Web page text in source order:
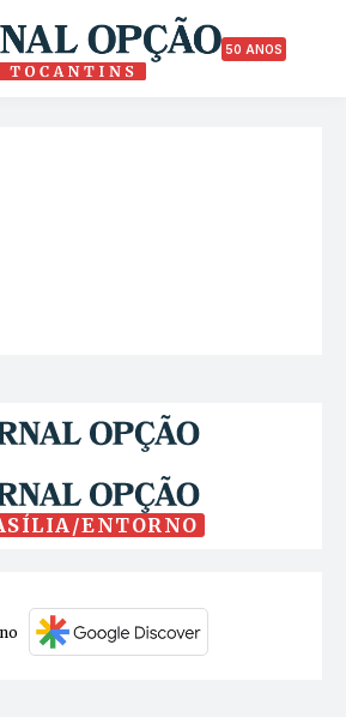
50 ANOS
ENTORNO